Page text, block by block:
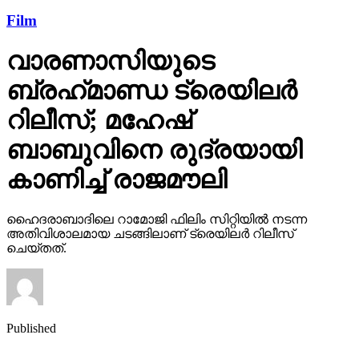
Film
വാരണാസിയുടെ
ബ്രഹ്‌മാണ്ഡ ട്രെയിലര്‍
റിലീസ്; മഹേഷ്
ബാബുവിനെ രുദ്രയായി
കാണിച്ച് രാജമൗലി
ഹൈദരാബാദിലെ റാമോജി ഫിലിം സിറ്റിയില്‍ നടന്ന
അതിവിശാലമായ ചടങ്ങിലാണ് ട്രെയിലര്‍ റിലീസ്
ചെയ്തത്.
Published